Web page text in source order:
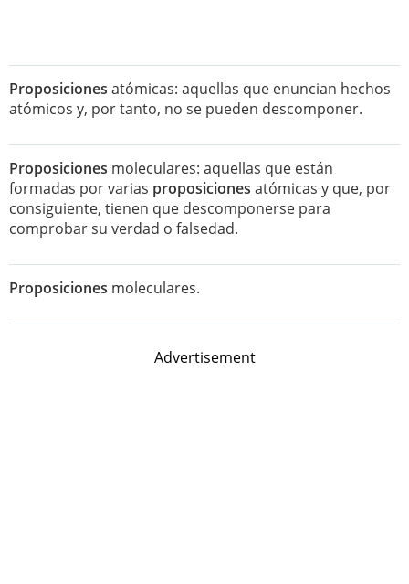
Proposiciones atómicas: aquellas que enuncian hechos
atómicos y, por tanto, no se pueden descomponer.
Proposiciones moleculares: aquellas que están
formadas por varias proposiciones atómicas y que, por
consiguiente, tienen que descomponerse para
comprobar su verdad o falsedad.
Proposiciones moleculares.
Advertisement